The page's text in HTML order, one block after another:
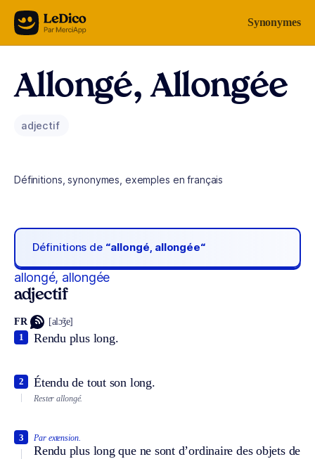
Aller au contenu Synonymes
Allongé, Allongée
adjectif
Définitions, synonymes, exemples en français
Définitions de “allongé, allongée“
allongé, allongée
adjectif
FR [alɔ̃ʒe]
Rendu plus long.
1
Étendu de tout son long.
2
Rester allongé.
Par extension.
Rendu plus long que ne sont d’ordinaire des objets de
3